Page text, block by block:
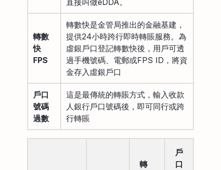
轉數
快
FPS
轉數快是金管局推出的金融基建，
提供24小時跨行即時轉賬服務。為
虛銀戶口登記轉數快後，用戶可透
過手機號碼、電郵或FPS ID，將資
金存入虛銀戶口
戶口
號碼
過數
這是最傳統的轉賬方式，輸入收款
人銀行戶口號碼後，即可同行或跨
行轉賬
轉
戶
口